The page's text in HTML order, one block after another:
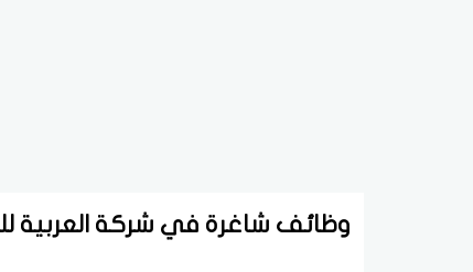
وظائف شاغرة في شركة العربية